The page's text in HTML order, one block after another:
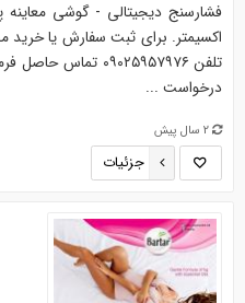
فشارسنج دیجیتالی - گوشی
اکسیمتر. برای ثبت سفارش یا خرید
تلفن ۰۹۰۲۵۹۵۷۹۷۶
درخواست ...
2 سال پیش
جزئیات